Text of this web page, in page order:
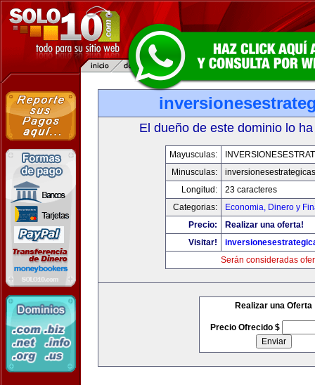
El dueño de este dominio lo
Mayusculas:
Minusculas:
Longitud:
23 caracteres
Categorias:
Economia, Dinero y
Precio:
Realizar una oferta!
Visitar!
Serán consideradas
Realizar una Oferta
Precio Ofrecido $